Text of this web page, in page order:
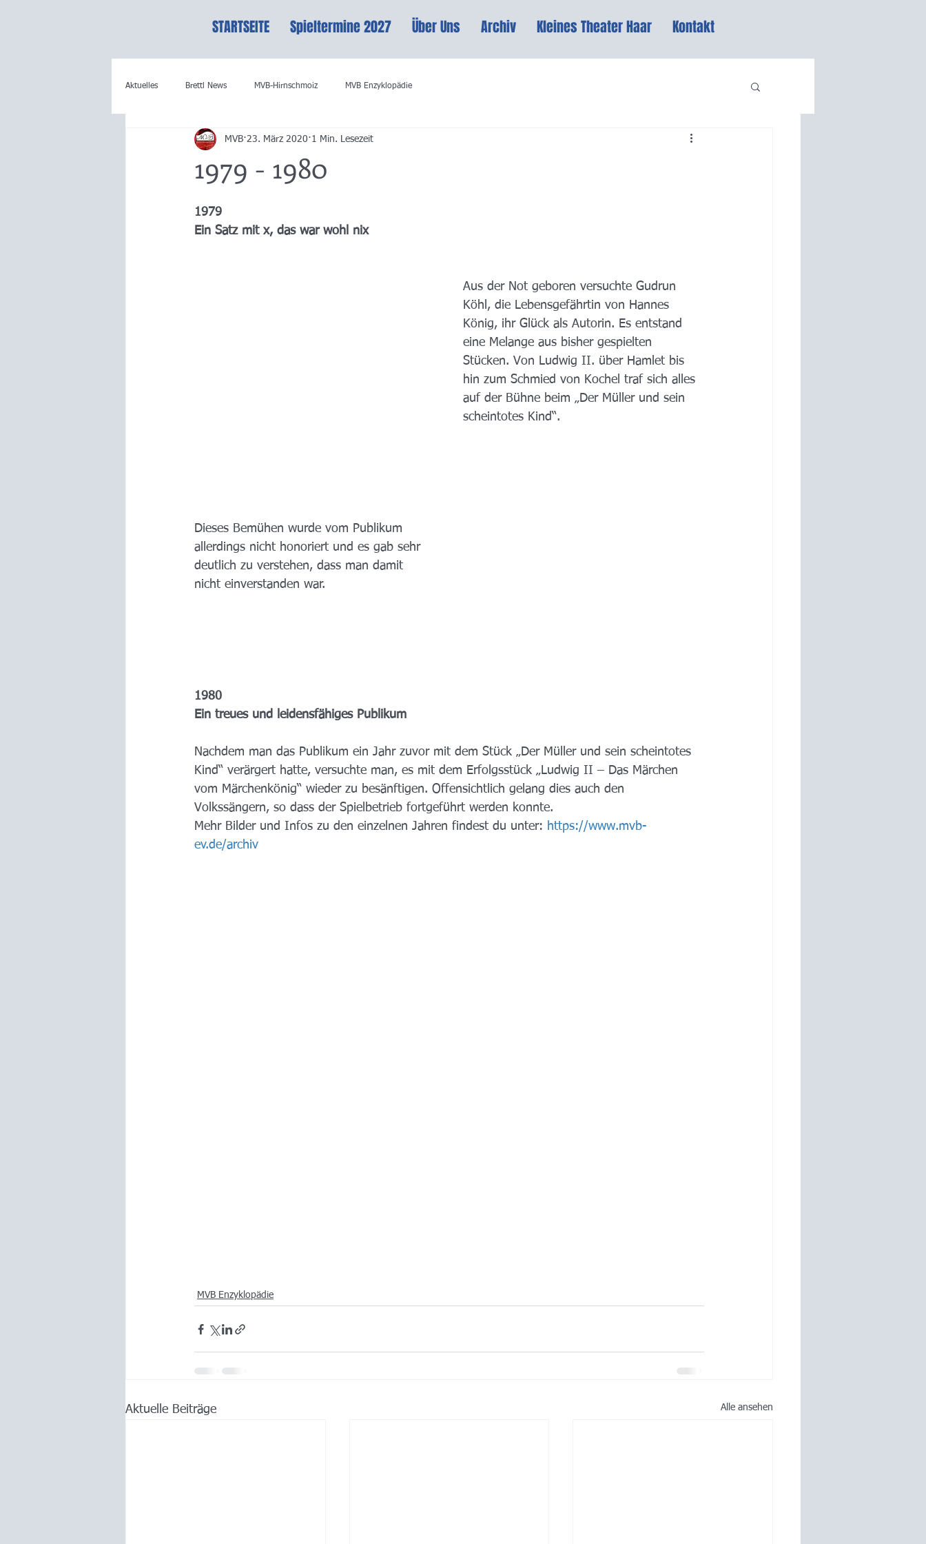
STARTSEITE Spieltermine 2027 Über Uns Archiv Kleines Theater Haar Kontakt
Aktuelles Brettl News MVB-Hirnschmoiz MVB Enzyklopädie
1979 - 1980
MVB 23. März 2020 1 Min. Lesezeit
1979
Ein Satz mit x, das war wohl nix
Aus der Not geboren versuchte Gudrun
Köhl, die Lebensgefährtin von Hannes
König, ihr Glück als Autorin. Es entstand
eine Melange aus bisher gespielten
Stücken. Von Ludwig II. über Hamlet bis
hin zum Schmied von Kochel traf sich alles
auf der Bühne beim „Der Müller und sein
scheintotes Kind“.
Dieses Bemühen wurde vom Publikum
allerdings nicht honoriert und es gab sehr
deutlich zu verstehen, dass man damit
nicht einverstanden war.
1980
Ein treues und leidensfähiges Publikum
Nachdem man das Publikum ein Jahr zuvor mit dem Stück „Der Müller und sein scheintotes
Kind“ verärgert hatte, versuchte man, es mit dem Erfolgsstück „Ludwig II – Das Märchen
vom Märchenkönig“ wieder zu besänftigen. Offensichtlich gelang dies auch den
Volkssängern, so dass der Spielbetrieb fortgeführt werden konnte.
Mehr Bilder und Infos zu den einzelnen Jahren findest du unter: https://www.mvb-
ev.de/archiv
MVB Enzyklopädie
Aktuelle Beiträge Alle ansehen